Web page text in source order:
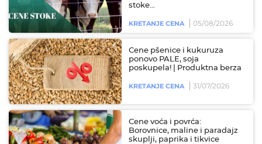
stoke...
KRETANJE CENA 05/08/2026
Cene pšenice i kukuruza
ponovo PALE, soja
poskupela! | Produktna berza
KRETANJE CENA 31/07/2026
Cene voća i povrća:
Borovnice, maline i paradajz
skuplji, paprika i tikvice